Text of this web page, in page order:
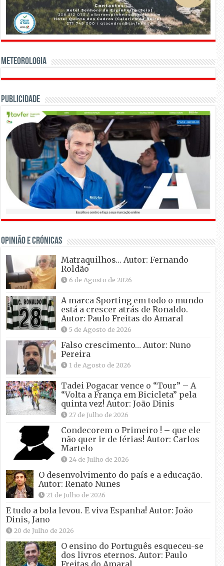
Meteorologia
Publicidade
OPINIÃO E CRÓNICAS
Matraquilhos… Autor: Fernando
Roldão
6 de Agosto de 2026
A marca Sporting em todo o mundo
está a crescer atrás de Ronaldo.
Autor: Paulo Freitas do Amaral
5 de Agosto de 2026
Falso crescimento… Autor: Nuno
Pereira
1 de Agosto de 2026
Tadei Pogacar vence o “Tour” – A
“Volta a França em Bicicleta” pela
quinta vez! Autor: João Dinis
27 de Julho de 2026
Condecorem o Primeiro ! – que ele
não quer ir de férias! Autor: Carlos
Martelo
24 de Julho de 2026
O desenvolvimento do país e a educação.
Autor: Renato Nunes
21 de Julho de 2026
E tudo a bola levou. E viva Espanha! Autor: João
Dinis, Jano
20 de Julho de 2026
O ensino do Português esqueceu-se
dos livros eternos. Autor: Paulo